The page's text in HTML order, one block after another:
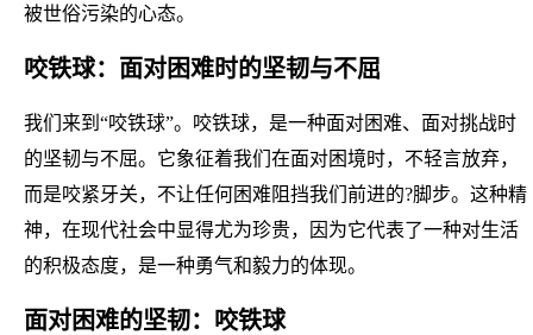
被世俗污染的心态。
咬铁球：面对困难时的坚韧与不屈
我们来到“咬铁球”。咬铁球，是一种面对困难、面对挑战时
的坚韧与不屈。它象征着我们在面对困境时，不轻言放弃，
而是咬紧牙关，不让任何困难阻挡我们前进的?脚步。这种精
神，在现代社会中显得尤为珍贵，因为它代表了一种对生活
的积极态度，是一种勇气和毅力的体现。
面对困难的坚韧：咬铁球